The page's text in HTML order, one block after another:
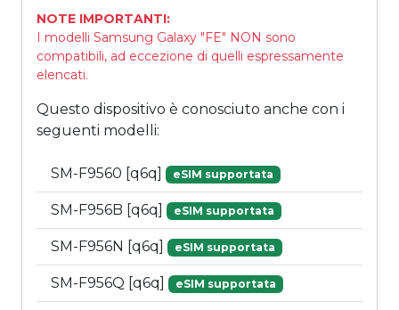
NOTE IMPORTANTI:
I modelli Samsung Galaxy "FE" NON sono
compatibili, ad eccezione di quelli espressamente
elencati.
Questo dispositivo è conosciuto anche con i
seguenti modelli:
SM-F9560 [q6q] eSIM supportata
SM-F956B [q6q] eSIM supportata
SM-F956N [q6q] eSIM supportata
SM-F956Q [q6q] eSIM supportata